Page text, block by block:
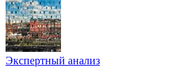
Экспертный анализ